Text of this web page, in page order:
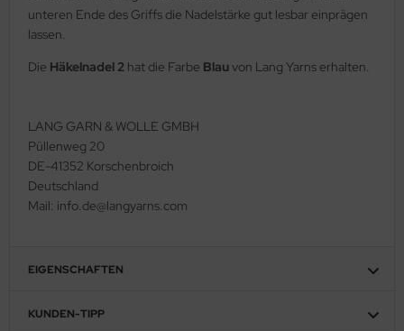
unteren Ende des Griffs die Nadelstärke gut lesbar einprägen
lassen.
Die Häkelnadel 2 hat die Farbe Blauvon Lang Yarns erhalten.
LANG GARN & WOLLE GMBH
Püllenweg 20
DE-41352 Korschenbroich
Deutschland
Mail: info.de@langyarns.com
EIGENSCHAFTEN
KUNDEN-TIPP